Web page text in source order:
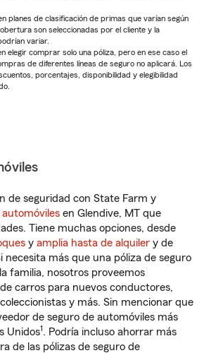
planes de clasificación de primas que varían según
son seleccionadas por el cliente y la
variar.
elegir comprar solo una póliza, pero en ese caso el
de diferentes líneas de seguro no aplicará. Los
porcentajes, disponibilidad y elegibilidad
de seguridad con State Farm y
automóviles en Glendive, MT que
Tiene muchas opciones, desde
y amplia hasta de alquiler y de
necesita más que una póliza de seguro
familia, nosotros proveemos
carros para nuevos conductores,
y más. Sin mencionar que
de seguro de automóviles más
Unidos1. Podría incluso ahorrar más
de las pólizas de seguro de